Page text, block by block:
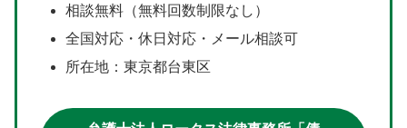
相談無料（無料回数制限なし）
全国対応・休日対応・メール相談可
所在地：東京都台東区